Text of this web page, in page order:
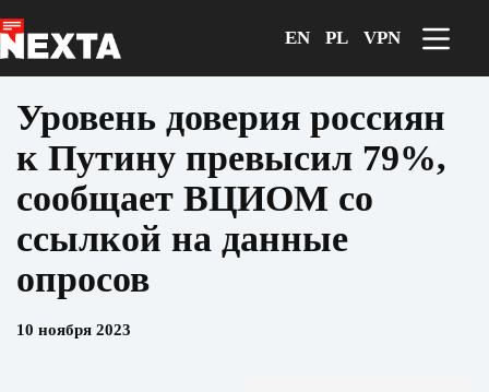
к
сути
EN PL VPN
Уровень доверия россиян
к Путину превысил 79%,
сообщает ВЦИОМ со
ссылкой на данные
опросов
10 ноября 2023